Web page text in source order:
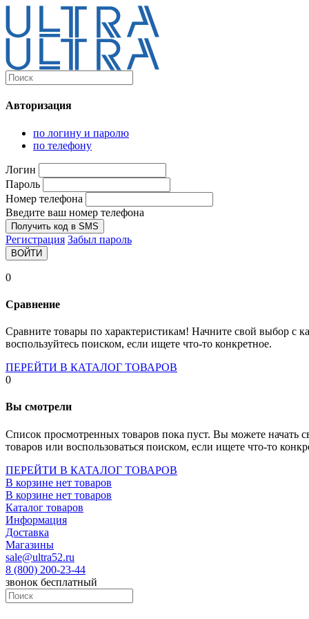
Каталог
Компьютеры и комплектующие
Персональные компьютеры
Моноблоки
Мониторы
Комплектующие
Socket-2066
Socket-775
Socket-fm2
Socket-am4
Socket- intel s1151
Socket- intel s2066
Socket- intel s1700
Авторизация
по логину и паролю
по телефону
Логин
Пароль
Номер телефона
Введите ваш номер телефона
Получить код в SMS
Регистрация Забыл пароль
ВОЙТИ
0
Сравнение
Сравните товары по характеристикам! Начните свой выбор с
воспользуйтесь поиском, если ищете что-то конкретное.
ПЕРЕЙТИ В КАТАЛОГ ТОВАРОВ
0
Вы смотрели
Список просмотренных товаров пока пуст. Вы можете начать
товаров или воспользоваться поиском, если ищете что-то
ПЕРЕЙТИ В КАТАЛОГ ТОВАРОВ
В корзине нет товаров
В корзине нет товаров
Каталог товаров
Информация
Доставка
Магазины
sale@ultra52.ru
8 (800) 200-23-44
звонок бесплатный